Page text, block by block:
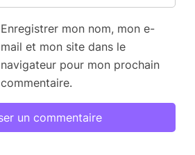
Enregistrer mon nom, mon e-
mail et mon site dans le
navigateur pour mon prochain
commentaire.